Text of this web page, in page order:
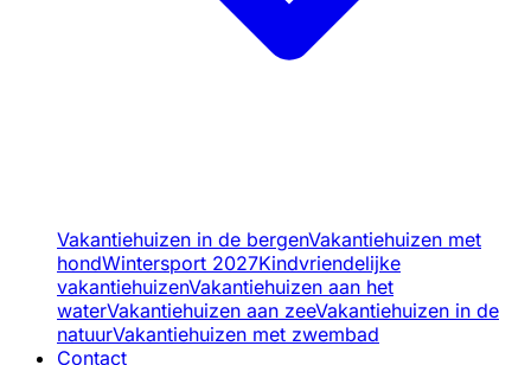
Vakantiehuizen in de bergenVakantiehuizen met
hondWintersport 2027Kindvriendelijke
vakantiehuizenVakantiehuizen aan het
waterVakantiehuizen aan zeeVakantiehuizen in de
natuurVakantiehuizen met zwembad
Contact